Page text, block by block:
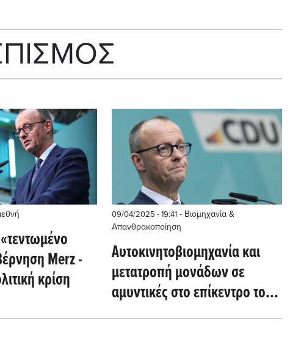
Merz -
κρίση
09/04/2025 - 19:41- Βιομηχανία &
Απανθρακοποίηση
Aυτοκινητοβιομηχανία και
μετατροπή μονάδων σε
αμυντικές στο επίκεντρο του
Συνασπισμού (Γερμανία)